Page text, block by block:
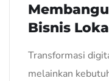
Bisnis
Transformasi
melainkan